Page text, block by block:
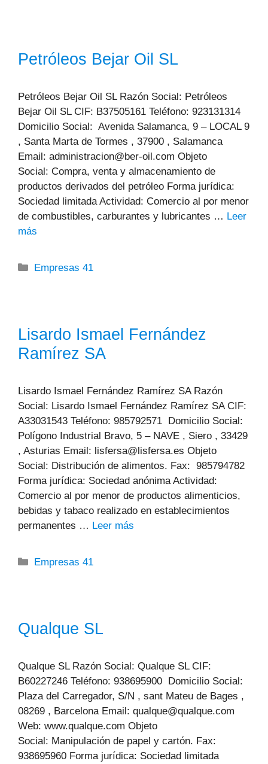
Petróleos Bejar Oil SL
Petróleos Bejar Oil SL Razón Social: Petróleos
Bejar Oil SL CIF: B37505161 Teléfono: 923131314
Domicilio Social: Avenida Salamanca, 9 – LOCAL 9
, Santa Marta de Tormes , 37900 , Salamanca
Email: administracion@ber-oil.com Objeto
Social: Compra, venta y almacenamiento de
productos derivados del petróleo Forma jurídica:
Sociedad limitada Actividad: Comercio al por menor
de combustibles, carburantes y lubricantes … Leer
más
Categorías
Empresas 41
Lisardo Ismael Fernández
Ramírez SA
Lisardo Ismael Fernández Ramírez SA Razón
Social: Lisardo Ismael Fernández Ramírez SA CIF:
A33031543 Teléfono: 985792571 Domicilio Social:
Polígono Industrial Bravo, 5 – NAVE , Siero , 33429
, Asturias Email: lisfersa@lisfersa.es Objeto
Social: Distribución de alimentos. Fax: 985794782
Forma jurídica: Sociedad anónima Actividad:
Comercio al por menor de productos alimenticios,
bebidas y tabaco realizado en establecimientos
permanentes … Leer más
Categorías
Empresas 41
Qualque SL
Qualque SL Razón Social: Qualque SL CIF:
B60227246 Teléfono: 938695900 Domicilio Social:
Plaza del Carregador, S/N , sant Mateu de Bages ,
08269 , Barcelona Email: qualque@qualque.com
Web: www.qualque.com Objeto
Social: Manipulación de papel y cartón. Fax:
938695960 Forma jurídica: Sociedad limitada